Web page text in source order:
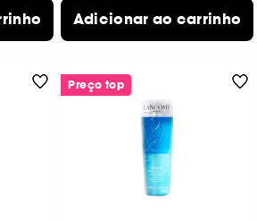
Adicionar ao carrinho
Preço top